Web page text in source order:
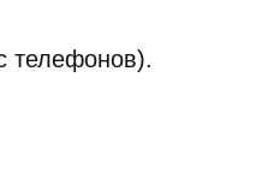
телефонов).